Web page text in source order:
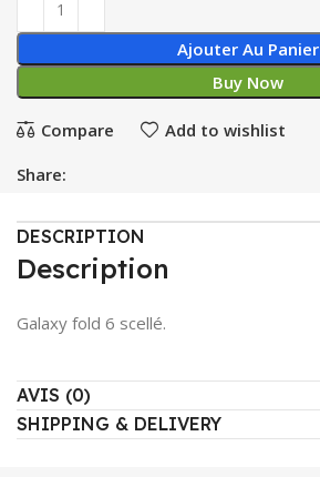
Ajouter Au Panier
Buy Now
Compare Add to wishlist
Share:
DESCRIPTION
Description
Galaxy fold 6 scellé.
AVIS (0)
SHIPPING & DELIVERY